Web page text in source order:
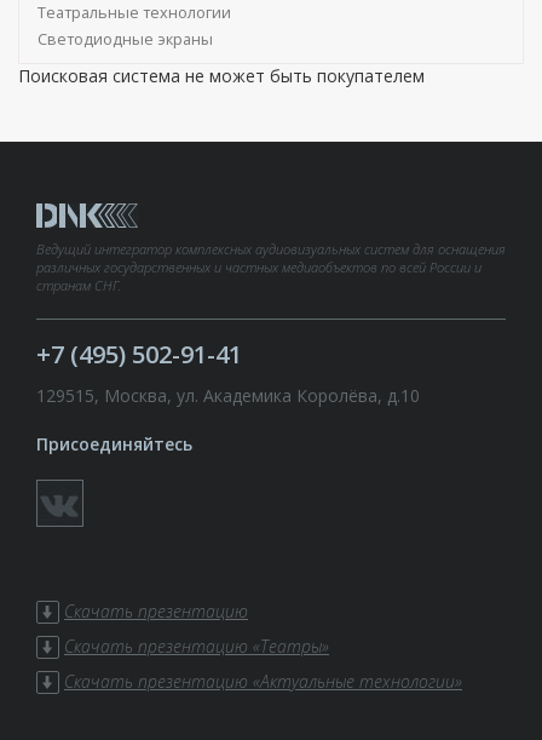
Театральные технологии
Светодиодные экраны
Поисковая система не может быть покупателем
Ведущий интегратор комплексных аудиовизуальных систем для оснащения
различных государственных и частных медиаобъектов по всей России и
странам СНГ.
+7 (495) 502-91-41
129515, Москва, ул. Академика Королёва, д.10
Присоединяйтесь
Скачать презентацию
Скачать презентацию «Театры»
Скачать презентацию «Актуальные технологии»